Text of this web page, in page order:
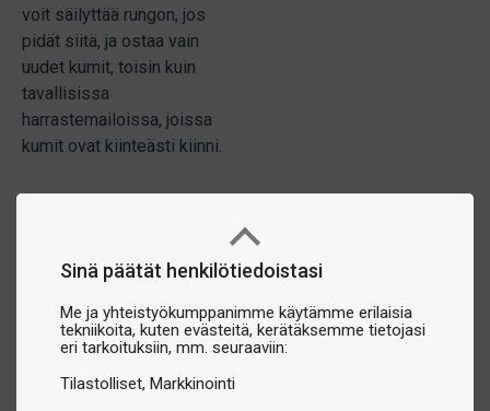
Sinä päätät henkilötiedoistasi
Me ja yhteistyökumppanimme käytämme erilaisia
tekniikoita, kuten evästeitä, kerätäksemme tietojasi
eri tarkoituksiin, mm. seuraaviin:
Tilastolliset Markkinointi
voit säilyttää rungon, jos
pidät siitä, ja ostaa vain
uudet kumit, toisin kuin
tavallisissa
harrastemailoissa, joissa
kumit ovat kiinteästi kiinni.